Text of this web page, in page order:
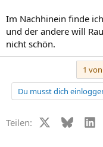
Im Nachhinein finde
und der andere will
nicht schön.
1
Du musst dich
Teilen: X (Twitter)
Bluesky